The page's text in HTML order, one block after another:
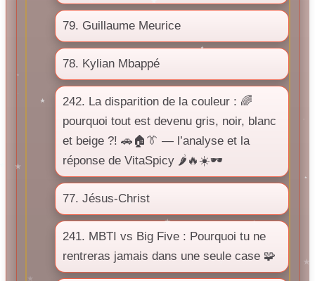
79. Guillaume Meurice
78. Kylian Mbappé
242. La disparition de la couleur : 🌈
pourquoi tout est devenu gris, noir, blanc
et beige ?! 🚗🏠👔 — l’analyse et la
réponse de VitaSpicy 🌶️🔥☀️🕶️
77. Jésus-Christ
241. MBTI vs Big Five : Pourquoi tu ne
rentreras jamais dans une seule case 🧩